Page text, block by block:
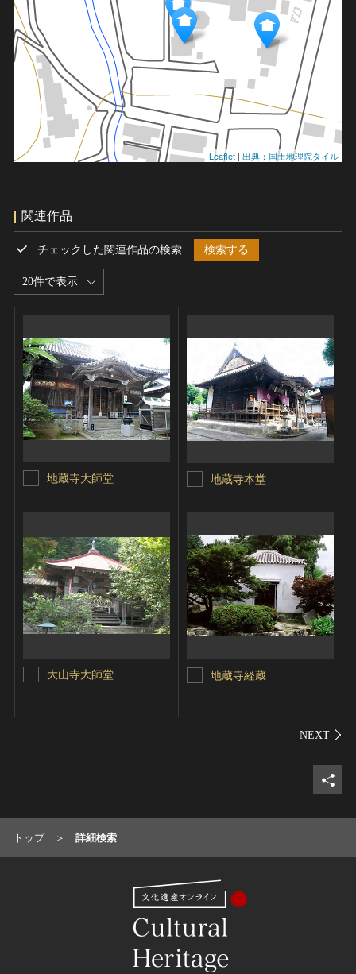
Leaflet | 出典：国土地理院タイル
関連作品
20件で表示
チェックした関連作品の検索 検索する
地蔵寺大師堂 地蔵寺本堂
大山寺大師堂 地蔵寺経蔵
シェ
トップ 詳細検索